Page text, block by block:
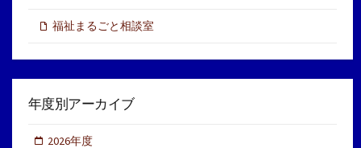
福祉まるごと相談室
年度別アーカイブ
2026年度